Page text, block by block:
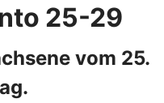
25-29
vom 25.